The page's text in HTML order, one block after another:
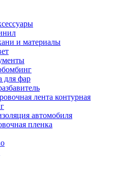
и материалы
для фар
лента контурная
автомобиля
пленка